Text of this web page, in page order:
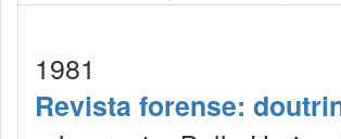
1981
Revista forense: